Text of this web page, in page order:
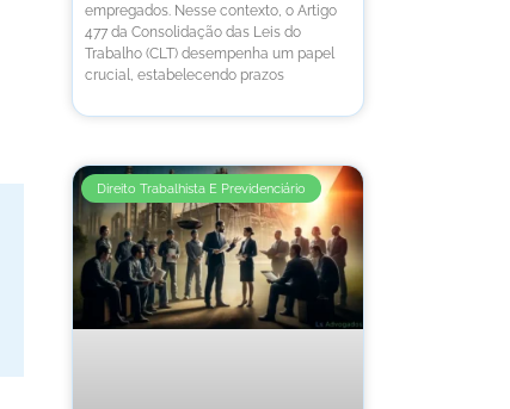
empregados. Nesse contexto, o Artigo
477 da Consolidação das Leis do
Trabalho (CLT) desempenha um papel
crucial, estabelecendo prazos
Direito Trabalhista E Previdenciário